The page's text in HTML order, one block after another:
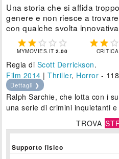
Una storia che si affida
genere e non riesce a
con qualche svolta
    
MYMOVIES.IT2.00
  
CRITICA
Regia di Scott Derrickson.
Film 2014 |Thriller, Horror -
Dettagli ❯
Ralph Sarchie, che lotta con i
una serie di crimini inquietanti
TROVA
Supporto fisico